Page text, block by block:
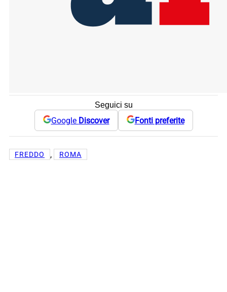
Seguici su
Google Discover Fonti preferite
FREDDO , ROMA